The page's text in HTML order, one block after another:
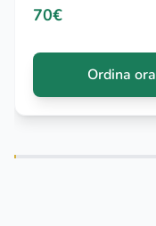
70€
Ordina ora